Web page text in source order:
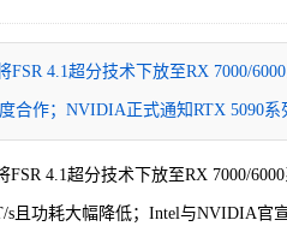
FSR 4.1超分技术下放至RX 7000/
作；NVIDIA正式通知RTX 5090系
FSR 4.1超分技术下放至RX 7000/
s且功耗大幅降低；Intel与NVIDIA官